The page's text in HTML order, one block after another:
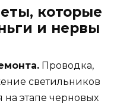
которые
и нервы
Проводка,
светильников
на этапе черновых